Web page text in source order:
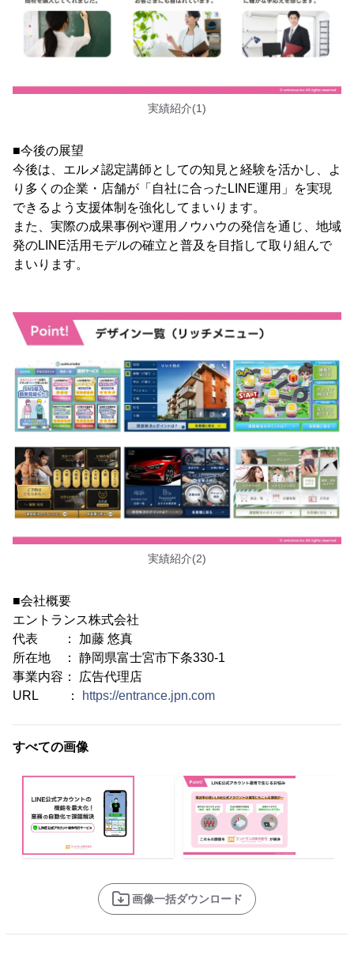
実績紹介(1)
■今後の展望
今後は、エルメ認定講師としての知見と経験を活かし、よ
り多くの企業・店舗が「自社に合ったLINE運用」を実現
できるよう支援体制を強化してまいります。
また、実際の成果事例や運用ノウハウの発信を通じ、地域
発のLINE活用モデルの確立と普及を目指して取り組んで
まいります。
実績紹介(2)
■会社概要
エントランス株式会社
代表 ： 加藤 悠真
所在地 ： 静岡県富士宮市下条330-1
事業内容： 広告代理店
URL ：
https://entrance.jpn.com
すべての画像
画像一括ダウンロード